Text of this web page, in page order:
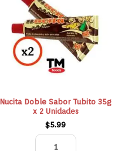
Nucita Doble Sabor Tubito 35g
x 2 Unidades
$5.99
Sabor
Tubito
35g
2
Unidades